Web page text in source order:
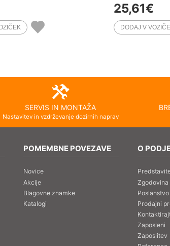
25,61€
SERVIS IN MONTAŽA
Nastavitev in vzdrževanje dozirnih naprav
POMEMBNE POVEZAVE
Novice
Akcije
Blagovne znamke
Katalogi
O
Zgodovina
Prodajni
Zaposleni
Zaposlitev